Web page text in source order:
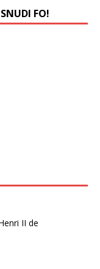
SNUDI FO!
II de